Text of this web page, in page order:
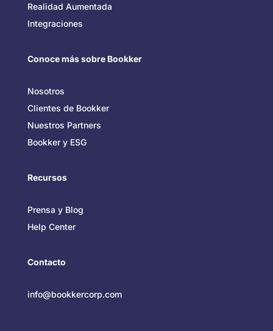
Realidad Aumentada
Integraciones
Conoce más sobre Bookker
Nosotros
Clientes de Bookker
Nuestros Partners
Bookker y ESG
Recursos
Prensa y Blog
Help Center
Contacto
info@bookkercorp.com